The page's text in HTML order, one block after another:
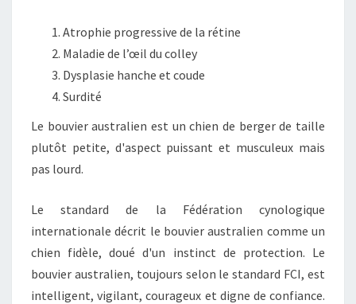
Atrophie progressive de la rétine
Maladie de l’œil du colley
Dysplasie hanche et coude
Surdité
Le bouvier australien est un chien de berger de taille
plutôt petite, d'aspect puissant et musculeux mais
pas lourd.
Le standard de la Fédération cynologique
internationale décrit le bouvier australien comme un
chien fidèle, doué d'un instinct de protection. Le
bouvier australien, toujours selon le standard FCI, est
intelligent, vigilant, courageux et digne de confiance.